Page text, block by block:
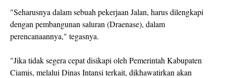
"Seharusnya dalam sebuah pekerjaan Jalan, harus dilengkapi
dengan pembangunan saluran (Draenase), dalam
perencanaannya," tegasnya.
"Jika tidak segera cepat disikapi oleh Pemerintah Kabupaten
Ciamis, melalui Dinas Intansi terkait, dikhawatirkan akan